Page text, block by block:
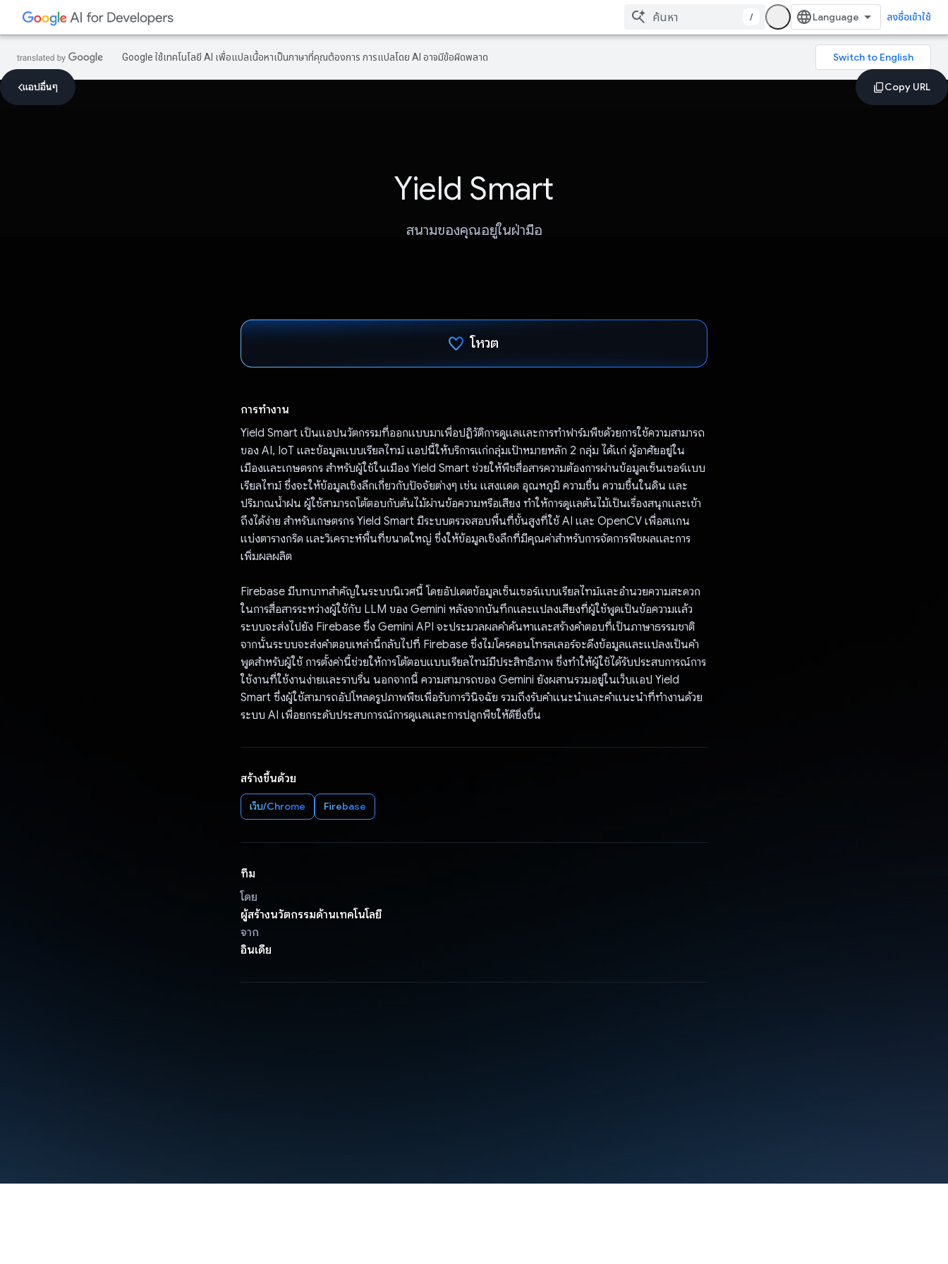
/ ลงชื่อเข้าใช้
Google ใช้เทคโนโลยี AI เพื่อแปลเนื้อหาเป็นภาษาที่คุณต้องการ การแปลโดย AI อาจมีข้อผิดพลาด
แอปอื่นๆ
Yield Smart
สนามของคุณอยู่ในฝ่ามือ
โหวต
การทำงาน
Yield Smart เป็นแอปนวัตกรรมที่ออกแบบมาเพื่อปฏิวัติการดูแลและการทำฟาร์มพืชด้วยการใช้ความสามารถ
ของ AI, IoT และข้อมูลแบบเรียลไทม์ แอปนี้ให้บริการแก่กลุ่มเป้าหมายหลัก 2 กลุ่ม ได้แก่ ผู้อาศัยอยู่ใน
เมืองและเกษตรกร สำหรับผู้ใช้ในเมือง Yield Smart ช่วยให้พืชสื่อสารความต้องการผ่านข้อมูลเซ็นเซอร์แบบ
เรียลไทม์ ซึ่งจะให้ข้อมูลเชิงลึกเกี่ยวกับปัจจัยต่างๆ เช่น แสงแดด อุณหภูมิ ความชื้น ความชื้นในดิน และ
ปริมาณน้ำฝน ผู้ใช้สามารถโต้ตอบกับต้นไม้ผ่านข้อความหรือเสียง ทำให้การดูแลต้นไม้เป็นเรื่องสนุกและเข้า
ถึงได้ง่าย สำหรับเกษตรกร Yield Smart มีระบบตรวจสอบพื้นที่ขั้นสูงที่ใช้ AI และ OpenCV เพื่อสแกน
แบ่งตารางกริด และวิเคราะห์พื้นที่ขนาดใหญ่ ซึ่งให้ข้อมูลเชิงลึกที่มีคุณค่าสำหรับการจัดการพืชผลและการ
เพิ่มผลผลิต
Firebase มีบทบาทสําคัญในระบบนิเวศนี้ โดยอัปเดตข้อมูลเซ็นเซอร์แบบเรียลไทม์และอำนวยความสะดวก
ในการสื่อสารระหว่างผู้ใช้กับ LLM ของ Gemini หลังจากบันทึกและแปลงเสียงที่ผู้ใช้พูดเป็นข้อความแล้ว
ระบบจะส่งไปยัง Firebase ซึ่ง Gemini API จะประมวลผลคำค้นหาและสร้างคำตอบที่เป็นภาษาธรรมชาติ
จากนั้นระบบจะส่งคำตอบเหล่านี้กลับไปที่ Firebase ซึ่งไมโครคอนโทรลเลอร์จะดึงข้อมูลและแปลงเป็นคำ
พูดสำหรับผู้ใช้ การตั้งค่านี้ช่วยให้การโต้ตอบแบบเรียลไทม์มีประสิทธิภาพ ซึ่งทำให้ผู้ใช้ได้รับประสบการณ์การ
ใช้งานที่ใช้งานง่ายและราบรื่น นอกจากนี้ ความสามารถของ Gemini ยังผสานรวมอยู่ในเว็บแอป Yield
Smart ซึ่งผู้ใช้สามารถอัปโหลดรูปภาพพืชเพื่อรับการวินิจฉัย รวมถึงรับคำแนะนำและคำแนะนำที่ทำงานด้วย
ระบบ AI เพื่อยกระดับประสบการณ์การดูแลและการปลูกพืชให้ดียิ่งขึ้น
สร้างขึ้นด้วย
เว็บ/Chrome Firebase
ทีม
โดย
ผู้สร้างนวัตกรรมด้านเทคโนโลยี
จาก
อินเดีย